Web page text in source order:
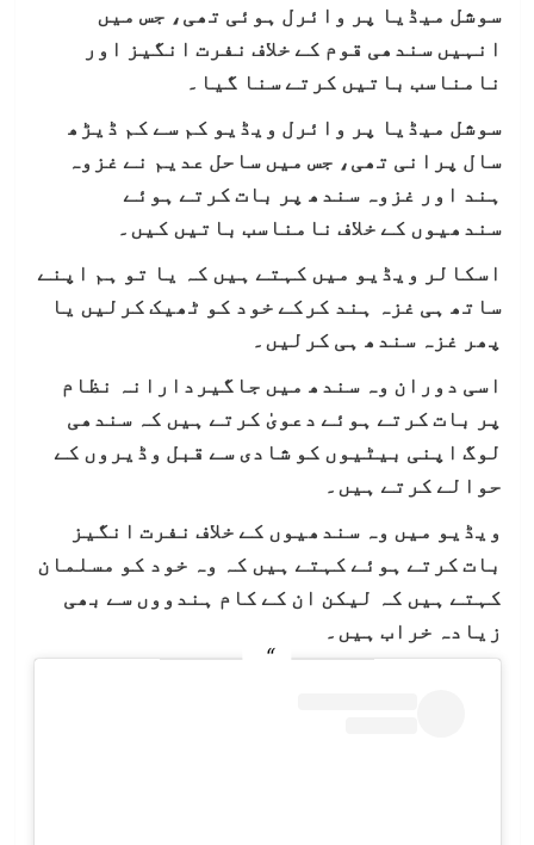
سوشل میڈیا پر وائرل ہوئی تھی، جس میں
انہیں سندھی قوم کے خلاف نفرت انگیز اور
نامناسب باتیں کرتے سنا گیا۔
سوشل میڈیا پر وائرل ویڈیو کم سے کم ڈیڑھ
سال پرانی تھی، جس میں ساحل عدیم نے غزوہ
ہند اور غزوہ سندھ پر بات کرتے ہوئے
سندھیوں کے خلاف نامناسب باتیں کیں۔
اسکالر ویڈیو میں کہتے ہیں کہ یا تو ہم اپنے
ساتھ ہی غزہ ہند کرکے خود کو ٹھیک کرلیں یا
پھر غزہ سندھ ہی کرلیں۔
اسی دوران وہ سندھ میں جاگیردارانہ نظام
پر بات کرتے ہوئے دعویٰ کرتے ہیں کہ سندھی
لوگ اپنی بیٹیوں کو شادی سے قبل وڈیروں کے
حوالے کرتے ہیں۔
ویڈیو میں وہ سندھیوں کے خلاف نفرت انگیز
بات کرتے ہوئے کہتے ہیں کہ وہ خود کو مسلمان
کہتے ہیں کہ لیکن ان کے کام ہندووں سے بھی
زیادہ خراب ہیں۔